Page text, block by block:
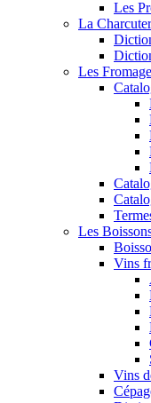
Les
La
Les
Les
Vins
Vins